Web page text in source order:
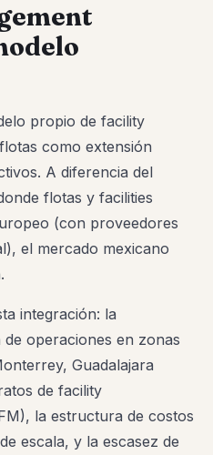
propio de facility
como extensión
A diferencia del
flotas y facilities
(con proveedores
el mercado mexicano
integración: la
operaciones en zonas
Guadalajara
de facility
la estructura de costos
escala, y la escasez de